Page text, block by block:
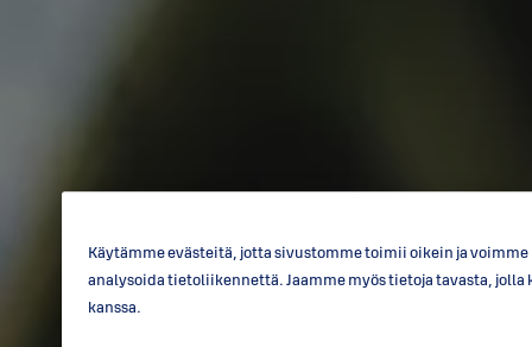
Käytämme evästeitä, jotta sivustomme toimii oikein ja
analysoida tietoliikennettä. Jaamme myös tietoja tavasta,
kanssa.